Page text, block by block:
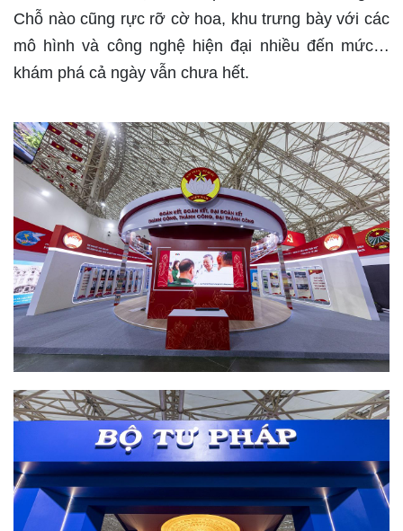
Chỗ nào cũng rực rỡ cờ hoa, khu trưng bày với các
mô hình và công nghệ hiện đại nhiều đến mức…
khám phá cả ngày vẫn chưa hết.